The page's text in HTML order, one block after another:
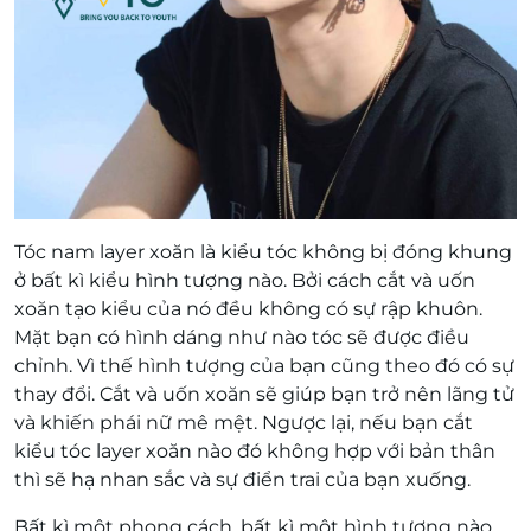
Tóc nam layer xoăn là kiểu tóc không bị đóng khung
ở bất kì kiểu hình tượng nào. Bởi cách cắt và uốn
xoăn tạo kiểu của nó đều không có sự rập khuôn.
Mặt bạn có hình dáng như nào tóc sẽ được điều
chỉnh. Vì thế hình tượng của bạn cũng theo đó có sự
thay đổi. Cắt và uốn xoăn sẽ giúp bạn trở nên lãng tử
và khiến phái nữ mê mệt. Ngược lại, nếu bạn cắt
kiểu tóc layer xoăn nào đó không hợp với bản thân
thì sẽ hạ nhan sắc và sự điển trai của bạn xuống.